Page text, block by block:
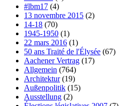
#lbm17 (4)
13 novembre 2015 (2)
14-18 (70)
1945-1950 (1)
22 mars 2016 (1)
50 ans Traité de l'Élysée (67)
Aachener Vertrag (17)
Allgemein (764)
Architektur(19)
Außenpolitik (15)
Ausstellung (2)